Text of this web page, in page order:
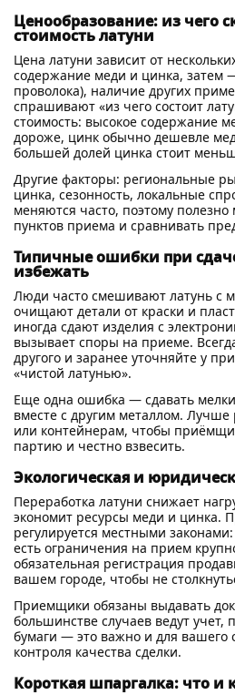
Ценообразование: из чего
стоимость латуни
Цена латуни зависит от
содержание меди и цинка, затем
проволока), наличие других
спрашивают «из чего состоит
стоимость: высокое содержание
дороже, цинк обычно дешевле
большей долей цинка стоит
Другие факторы: региональные
цинка, сезонность, локальные
меняются часто, поэтому полезно
пунктов приема и сравнивать
Типичные ошибки при
избежать
Люди часто смешивают латунь с
очищают детали от краски и
иногда сдают изделия с
вызывает споры на приеме.
другого и заранее уточняйте у
«чистой латунью».
Еще одна ошибка — сдавать
вместе с другим металлом.
или контейнерам, чтобы
партию и честно взвесить.
Экологическая и
Переработка латуни снижает
экономит ресурсы меди и цинка.
регулируется местными
есть ограничения на прием
обязательная регистрация
вашем городе, чтобы не
Приемщики обязаны выдавать
большинстве случаев ведут учет,
бумаги — это важно и для вашего
контроля качества сделки.
Короткая шпаргалка: что и